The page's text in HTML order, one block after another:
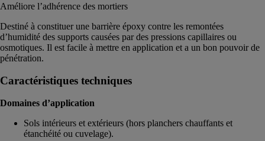
Améliore l’adhérence des mortiers
Destiné à constituer une barrière époxy contre les remontées
d’humidité des supports causées par des pressions capillaires ou
osmotiques. Il est facile à mettre en application et a un bon pouvoir de
pénétration.
Caractéristiques techniques
Domaines d’application
Sols intérieurs et extérieurs (hors planchers chauffants et
étanchéité ou cuvelage).